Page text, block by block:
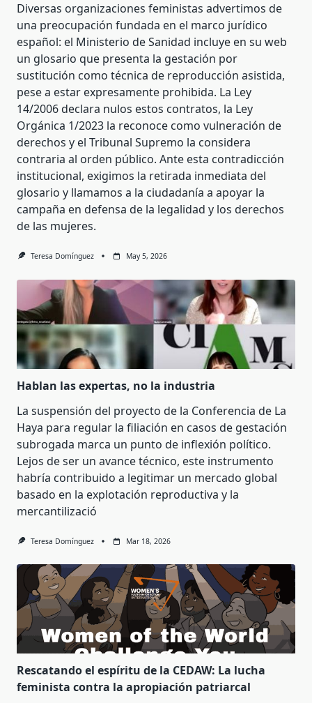
Diversas organizaciones feministas advertimos de
una preocupación fundada en el marco jurídico
español: el Ministerio de Sanidad incluye en su web
un glosario que presenta la gestación por
sustitución como técnica de reproducción asistida,
pese a estar expresamente prohibida. La Ley
14/2006 declara nulos estos contratos, la Ley
Orgánica 1/2023 la reconoce como vulneración de
derechos y el Tribunal Supremo la considera
contraria al orden público. Ante esta contradicción
institucional, exigimos la retirada inmediata del
glosario y llamamos a la ciudadanía a apoyar la
campaña en defensa de la legalidad y los derechos
de las mujeres.
Teresa Domínguez May 5, 2026
Hablan las expertas, no la industria
La suspensión del proyecto de la Conferencia de La
Haya para regular la filiación en casos de gestación
subrogada marca un punto de inflexión político.
Lejos de ser un avance técnico, este instrumento
habría contribuido a legitimar un mercado global
basado en la explotación reproductiva y la
mercantilizació
Teresa Domínguez Mar 18, 2026
Rescatando el espíritu de la CEDAW: La lucha
feminista contra la apropiación patriarcal